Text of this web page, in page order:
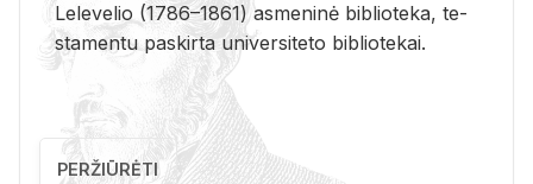
Le­le­ve­lio (1786–1861) as­me­ni­nė bi­b­lio­te­ka, te­
sta­men­tu pa­skir­ta uni­ver­si­te­to bi­b­lio­te­kai.
PERŽIŪRĖTI